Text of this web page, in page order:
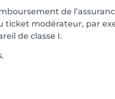
de
modérateur, par
de classe I.